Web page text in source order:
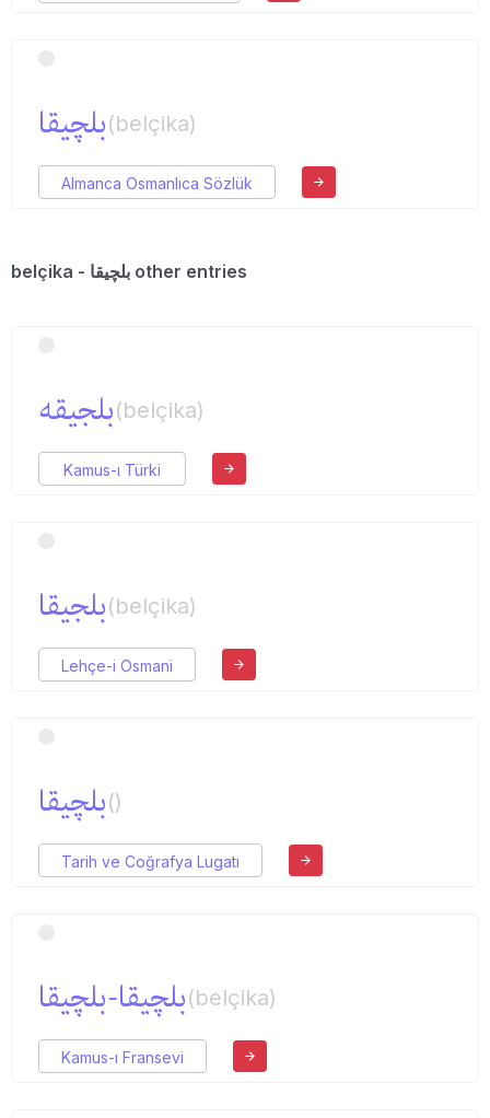
بلچیقا(belçika)
Almanca Osmanlıca Sözlük
belçika - بلچیقا other entries
بلجیقه(belçika)
Kamus-ı Türki
بلجیقا(belçika)
Lehçe-i Osmani
بلچیقا()
Tarih ve Coğrafya Lugatı
بلچیقا-بلچیقا(belçika)
Kamus-ı Fransevi